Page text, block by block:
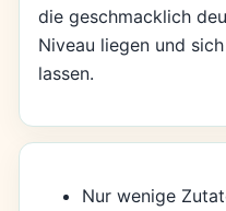
die geschmacklich
Niveau liegen und
lassen.
Nur wenige